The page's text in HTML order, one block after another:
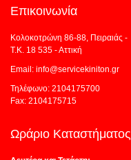
Επικοινωνία
Κολοκοτρώνη 86-88, Πειραιάς -
Τ.Κ. 18 535 - Αττική
Email: info@servicekiniton.gr
Τηλέφωνο: 2104175700
Fax: 2104175715
Ωράριο Καταστήματος